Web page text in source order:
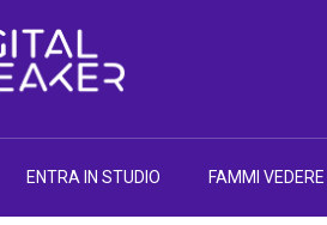
ENTRA IN STUDIO FAMMI VEDERE